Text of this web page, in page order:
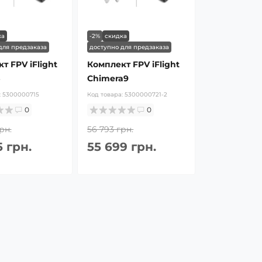
предзаказа
FPV iFlight
5300000715
0
грн.
-2%
скидка
доступно для предзаказа
Комплект FPV iFlight
Chimera9
Код товара:5300000721-2
0
56 793 грн.
55 699 грн.